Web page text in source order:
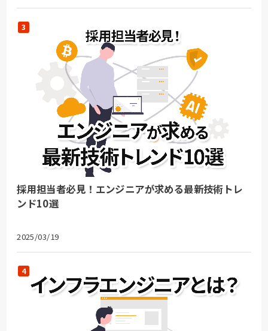
採用担当者必見！エンジニアが求める最新技術トレ
ンド10選
2025/03/19